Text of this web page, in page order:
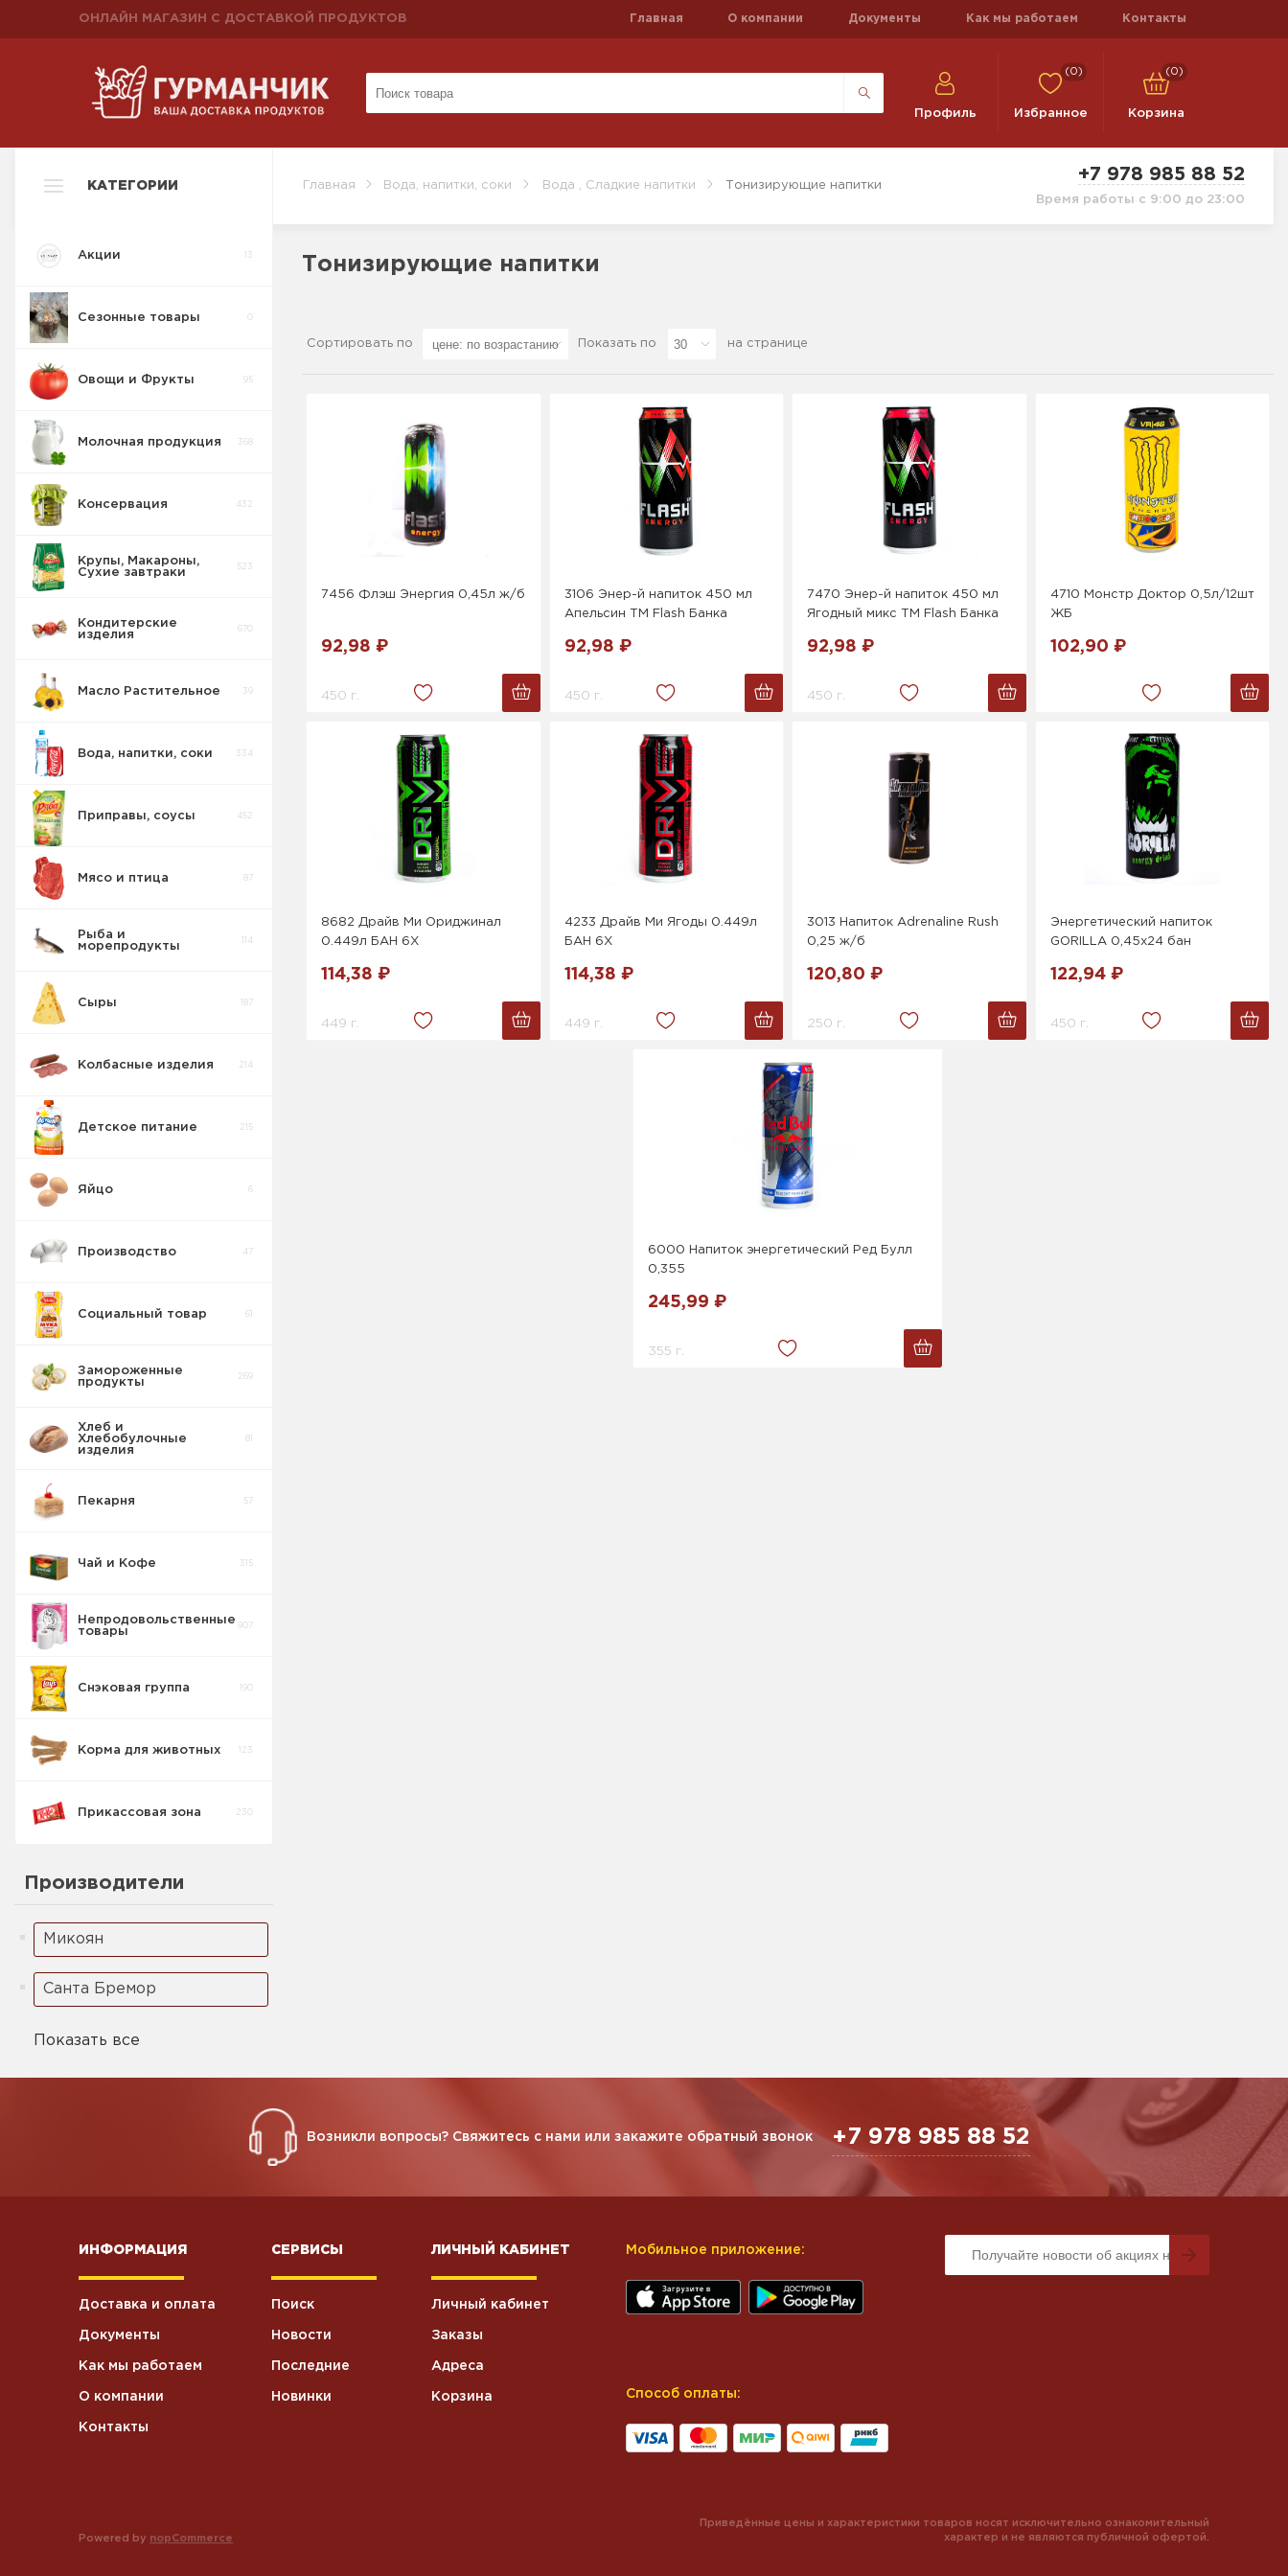
ОНЛАЙН МАГАЗИН С ДОСТАВКОЙ ПРОДУКТОВ Главная О компании Документы Как мы работаем Контакты
Профиль
(0)
Избранное
(0)
Корзина
Главная Вода, напитки, соки Вода , Сладкие напитки Тонизирующие напитки
+7 978 985 88 52
Время работы с 9:00 до 23:00
КАТЕГОРИИ
Акции 13
Сезонные товары
Овощи и Фрукты 95
Молочная продукция 368
Консервация 432
Крупы, Макароны,
Сухие завтраки
523
Кондитерские
изделия
670
Масло Растительное 39
Вода, напитки, соки 334
Соки Нектары
Вода , Сладкие
Приправы, соусы 452
Мясо и птица 87
Рыба и
морепродукты
114
Сыры 187
Колбасные изделия 214
Детское питание 215
Яйцо 6
Производство 47
Социальный товар 61
Замороженные
продукты
269
Хлеб и
Хлебобулочные
изделия
81
Пекарня 57
Чай и Кофе 315
Непродовольственные
товары
907
Снэковая группа 190
Корма для животных 123
Прикассовая зона 230
Производители
Микоян
Санта Бремор
Показать все
Тонизирующие напитки
Сортировать по Показать по на странице
7456 Флэш Энергия 0,45л ж/б
92,98 ₽
450 г.
3106 Энер-й напиток 450 мл
Апельсин ТМ Flash Банка
92,98 ₽
450 г.
7470 Энер-й напиток 450 мл
Ягодный микс ТМ Flash Банка
92,98 ₽
450 г.
4710 Монстр Доктор 0,5л/12шт
ЖБ
102,90 ₽
8682 Драйв Ми Ориджинал
0.449л БАН 6Х
114,38 ₽
449 г.
4233 Драйв Ми Ягоды 0.449л
БАН 6Х
114,38 ₽
449 г.
3013 Напиток Adrenaline Rush
0,25 ж/б
120,80 ₽
250 г.
Энергетический напиток
GORILLA 0,45x24 бан
122,94 ₽
450 г.
6000 Напиток энергетический Ред Булл
0,355
245,99 ₽
355 г.
Возникли вопросы? Свяжитесь с нами или закажите обратный звонок +7 978 985 88 52
ИНФОРМАЦИЯ
Доставка и оплата
Документы
Как мы работаем
О компании
Контакты
СЕРВИСЫ
Поиск
Новости
Последние
Новинки
ЛИЧНЫЙ КАБИНЕТ
Личный кабинет
Заказы
Адреса
Корзина
Мобильное приложение:
Способ оплаты:
Powered by nopCommerce
Приведённые цены и характеристики товаров носят исключительно ознакомительный
характер и не являются публичной офертой.